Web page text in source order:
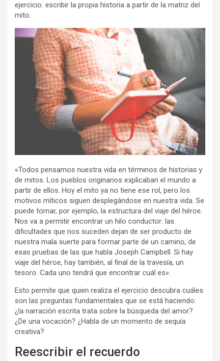
ejercicio: escribir la propia historia a partir de la matriz del
mito.
«Todos pensamos nuestra vida en términos de historias y
de mitos. Los pueblos originarios explicaban el mundo a
partir de ellos. Hoy el mito ya no tiene ese rol, pero los
motivos míticos siguen desplegándose en nuestra vida. Se
puede tomar, por ejemplo, la estructura del viaje del héroe.
Nos va a permitir encontrar un hilo conductor: las
dificultades que nos suceden dejan de ser producto de
nuestra mala suerte para formar parte de un camino, de
esas pruebas de las que habla Joseph Campbell. Si hay
viaje del héroe, hay también, al final de la travesía, un
tesoro. Cada uno tendrá que encontrar cuál es».
Esto permite que quien realiza el ejercicio descubra cuáles
son las preguntas fundamentales que se está haciendo:
¿la narración escrita trata sobre la búsqueda del amor?
¿De una vocación? ¿Habla de un momento de sequía
creativa?
Reescribir el recuerdo